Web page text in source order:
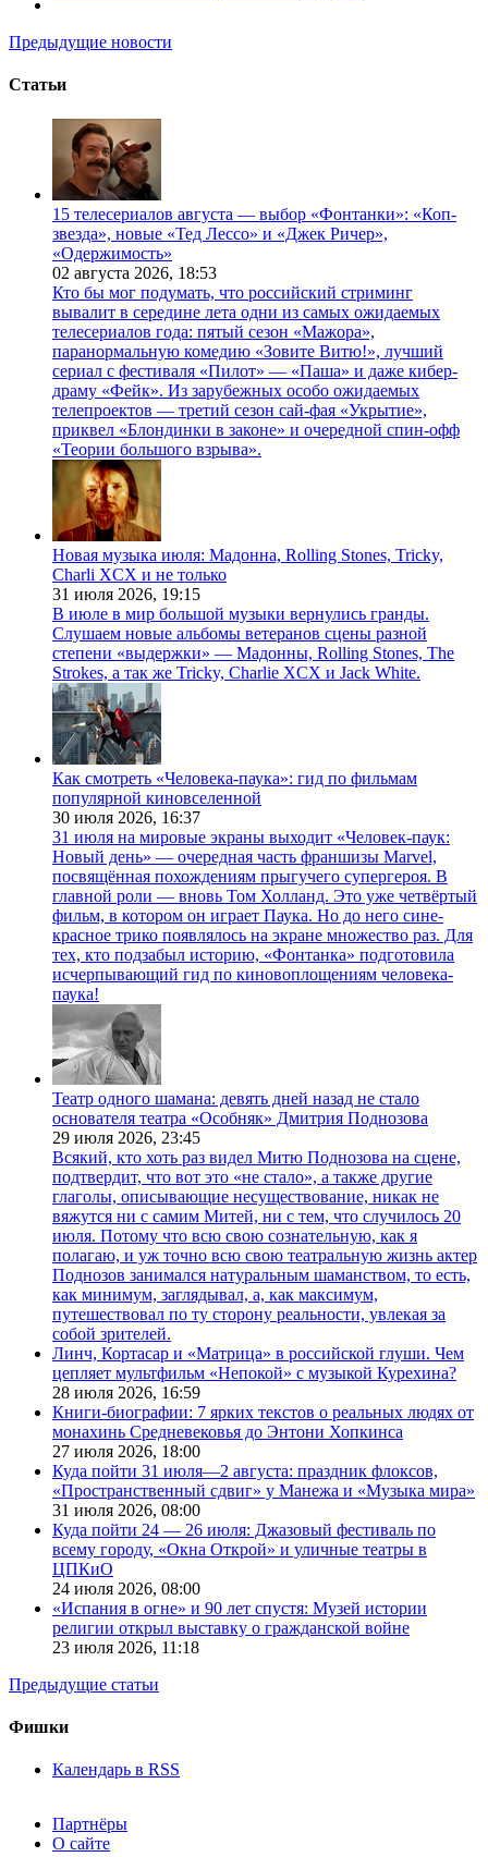
Предыдущие новости
Статьи
15 телесериалов августа — выбор «Фонтанки»: «Коп-
звезда», новые «Тед Лессо» и «Джек Ричер»,
«Одержимость»
02 августа 2026, 18:53
Кто бы мог подумать, что российский стриминг
вывалит в середине лета одни из самых ожидаемых
телесериалов года: пятый сезон «Мажора»,
паранормальную комедию «Зовите Витю!», лучший
сериал с фестиваля «Пилот» — «Паша» и даже кибер-
драму «Фейк». Из зарубежных особо ожидаемых
телепроектов — третий сезон сай-фая «Укрытие»,
приквел «Блондинки в законе» и очередной спин-офф
«Теории большого взрыва».
Новая музыка июля: Мадонна, Rolling Stones, Tricky,
Charli XCX и не только
31 июля 2026, 19:15
В июле в мир большой музыки вернулись гранды.
Слушаем новые альбомы ветеранов сцены разной
степени «выдержки» — Мадонны, Rolling Stones, The
Strokes, а так же Tricky, Charlie XCX и Jack White.
Как смотреть «Человека-паука»: гид по фильмам
популярной киновселенной
30 июля 2026, 16:37
31 июля на мировые экраны выходит «Человек-паук:
Новый день» — очередная часть франшизы Marvel,
посвящённая похождениям прыгучего супергероя. В
главной роли — вновь Том Холланд. Это уже четвёртый
фильм, в котором он играет Паука. Но до него сине-
красное трико появлялось на экране множество раз. Для
тех, кто подзабыл историю, «Фонтанка» подготовила
исчерпывающий гид по киновоплощениям человека-
паука!
Театр одного шамана: девять дней назад не стало
основателя театра «Особняк» Дмитрия Поднозова
29 июля 2026, 23:45
Всякий, кто хоть раз видел Митю Поднозова на сцене,
подтвердит, что вот это «не стало», а также другие
глаголы, описывающие несуществование, никак не
вяжутся ни с самим Митей, ни с тем, что случилось 20
июля. Потому что всю свою сознательную, как я
полагаю, и уж точно всю свою театральную жизнь актер
Поднозов занимался натуральным шаманством, то есть,
как минимум, заглядывал, а, как максимум,
путешествовал по ту сторону реальности, увлекая за
собой зрителей.
Линч, Кортасар и «Матрица» в российской глуши. Чем
цепляет мультфильм «Непокой» с музыкой Курехина?
28 июля 2026, 16:59
Книги-биографии: 7 ярких текстов о реальных людях от
монахинь Средневековья до Энтони Хопкинса
27 июля 2026, 18:00
Куда пойти 31 июля—2 августа: праздник флоксов,
«Пространственный сдвиг» у Манежа и «Музыка мира»
31 июля 2026, 08:00
Куда пойти 24 — 26 июля: Джазовый фестиваль по
всему городу, «Окна Открой» и уличные театры в
ЦПКиО
24 июля 2026, 08:00
«Испания в огне» и 90 лет спустя: Музей истории
религии открыл выставку о гражданской войне
23 июля 2026, 11:18
Предыдущие статьи
Фишки
Календарь в RSS
Партнёры
О сайте